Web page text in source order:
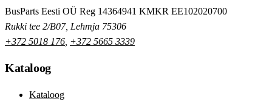
BusParts Eesti OÜ Reg 14364941 KMKR EE102020700
Rukki tee 2/B07, Lehmja 75306
+372 5018 176 +372 5665 3339
Kataloog
Kataloog